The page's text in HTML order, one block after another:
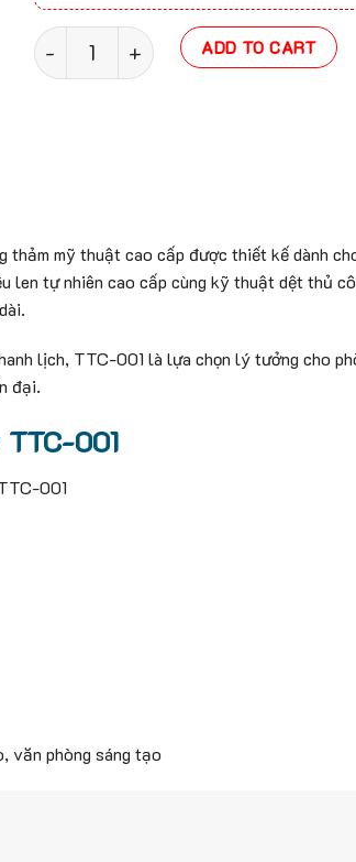
Thảm dệt tay phong cách hiện đại
ADD TO CART
thảm mỹ thuật cao cấp được thiết kế dành
tự nhiên cao cấp cùng kỹ thuật dệt thủ
lịch, TTC-001 là lựa chọn lý tưởng cho
đại.
001
001
văn phòng sáng tạo